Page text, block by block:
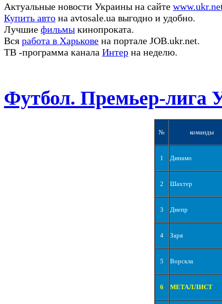
Актуальные новости Украины на сайте
Купить авто на avtosale.ua выгодно и удобно.
Лучшие фильмы кинопроката.
Вся работа в Харькове на портале JOB.ukr.net.
ТВ -программа канала Интер на неделю.
Футбол. Премьер-лига
№ команды
1 Динамо
2 Шахтер
3 Днепр
4 Заря
5 Ворскла
6 МЕТАЛЛИСТ